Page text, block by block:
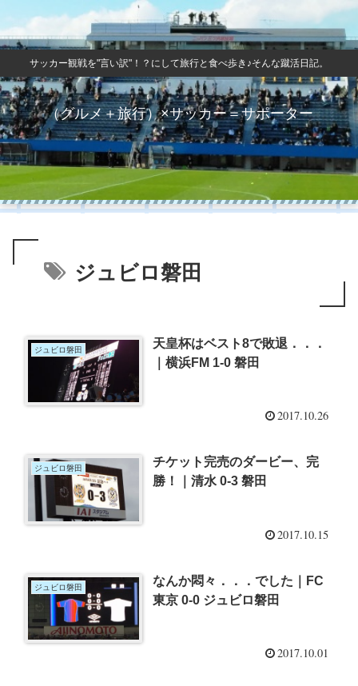
サッカー観戦を"言い訳"！？にして旅行と食べ歩き♪そんな蹴活日記。
（グルメ＋旅行）×サッカー＝サポーター
ジュビロ磐田
ジュビロ磐田
天皇杯はベスト8で敗退．．．
｜横浜FM 1-0 磐田
2017.10.26
ジュビロ磐田
チケット完売のダービー、完
勝！｜清水 0-3 磐田
2017.10.15
ジュビロ磐田
なんか悶々．．．でした｜FC
東京 0-0 ジュビロ磐田
2017.10.01